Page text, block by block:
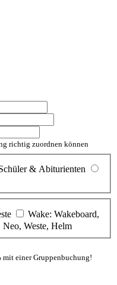
richtig zuordnen können
& Abiturienten
Wake: Wakeboard,
Weste, Helm
mit einer Gruppenbuchung!